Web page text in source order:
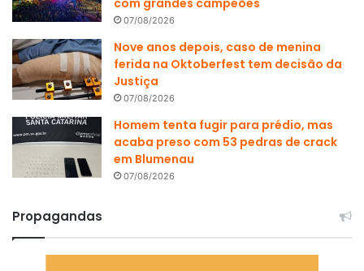
07/08/2026
Nove anos depois, caso de menina
ferida na Oktoberfest tem decisão da
Justiça
07/08/2026
Homem tenta fugir para prédio, mas
acaba preso com 53 pedras de crack
em Blumenau
07/08/2026
Propagandas